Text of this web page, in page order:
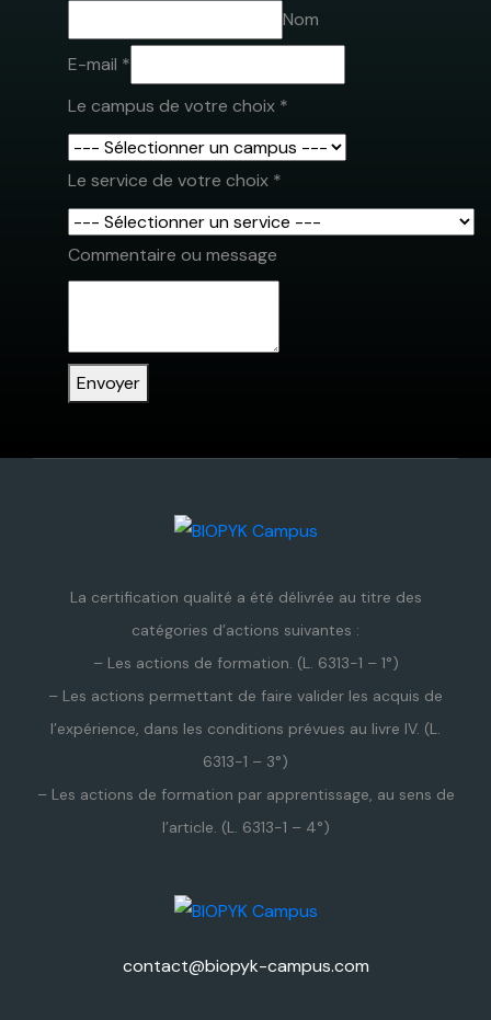
Nom
E-mail *
Le campus de votre choix *
votre
Nom
de
Le service de votre choix *
Commentaire ou message
Envoyer
La certification qualité a été délivrée au titre des
catégories d’actions suivantes :
– Les actions de formation. (L. 6313-1 – 1°)
– Les actions permettant de faire valider les acquis de
l’expérience, dans les conditions prévues au livre IV. (L.
6313-1 – 3°)
– Les actions de formation par apprentissage, au sens de
l’article. (L. 6313-1 – 4°)
contact@biopyk-campus.com